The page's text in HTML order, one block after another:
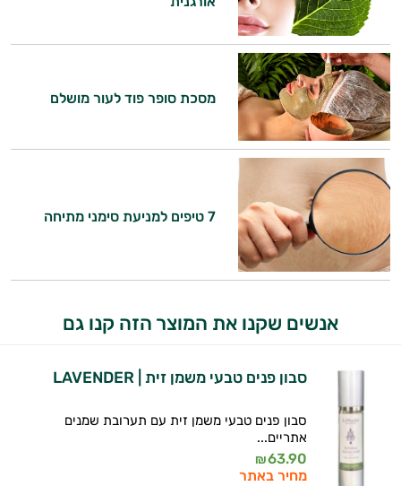
מסכת סופר פוד לעור מושלם
7 טיפים למניעת סימני מתיחה
אנשים שקנו את המוצר הזה קנו גם
סבון פנים טבעי משמן זית | LAVENDER
סבון פנים טבעי משמן זית עם תערובת שמנים
אתריים...
63.90
₪
מחיר באתר